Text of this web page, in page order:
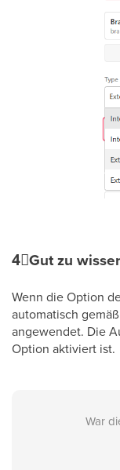
4⃣Gut zu
Wenn die Option
automatisch
angewendet. Die
Option aktiviert ist.
War